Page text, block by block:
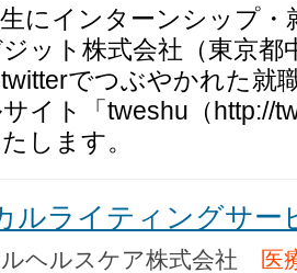
にインターンシップ・
ット株式会社（東京都
でつぶやかれた就
イト「tweshu（http://
します。
ルライティングサー
ルヘルスケア株式会社 医